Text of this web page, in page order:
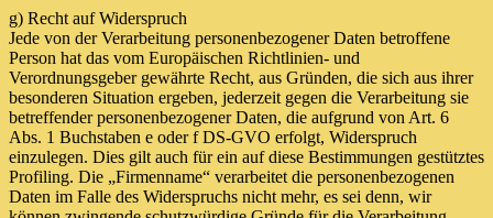
g) Recht auf Widerspruch
Jede von der Verarbeitung personenbezogener Daten betroffene
Person hat das vom Europäischen Richtlinien- und
Verordnungsgeber gewährte Recht, aus Gründen, die sich aus ihrer
besonderen Situation ergeben, jederzeit gegen die Verarbeitung sie
betreffender personenbezogener Daten, die aufgrund von Art. 6
Abs. 1 Buchstaben e oder f DS-GVO erfolgt, Widerspruch
einzulegen. Dies gilt auch für ein auf diese Bestimmungen gestütztes
Profiling. Die „Firmenname“ verarbeitet die personenbezogenen
Daten im Falle des Widerspruchs nicht mehr, es sei denn, wir